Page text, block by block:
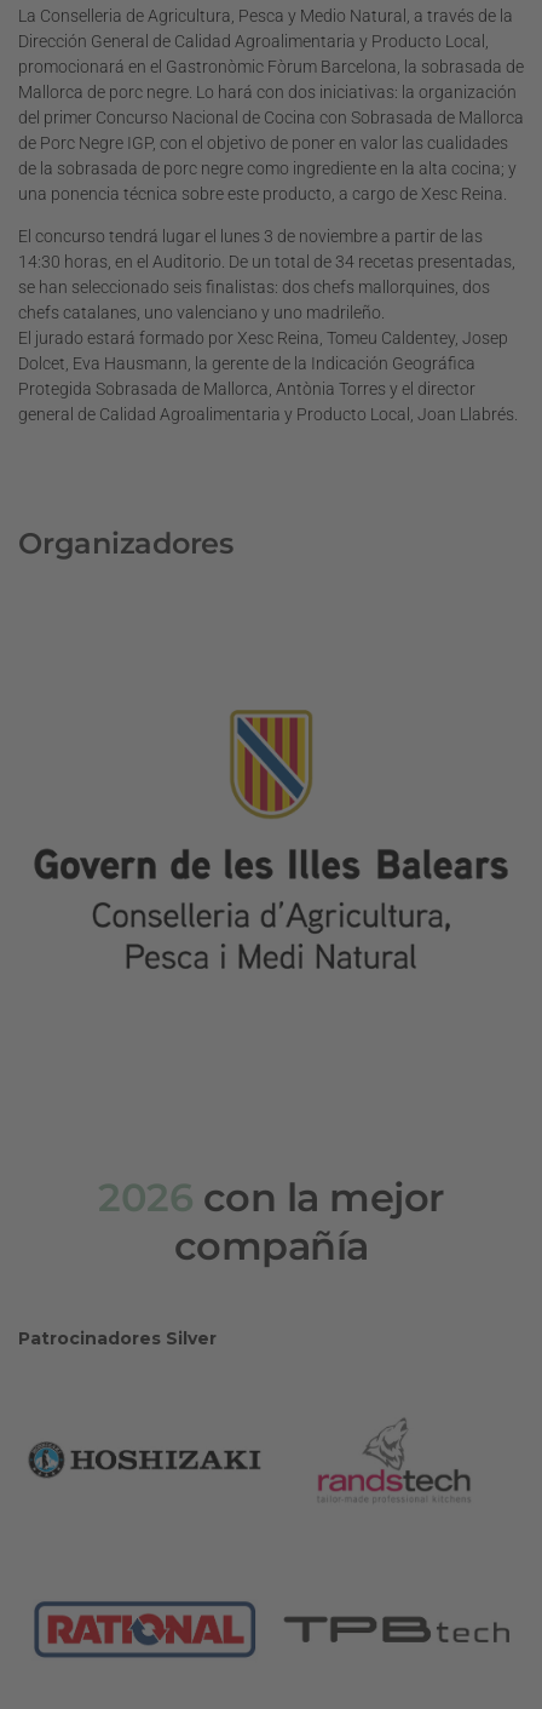
La Conselleria de Agricultura, Pesca y Medio Natural, a través de la
Dirección General de Calidad Agroalimentaria y Producto Local,
promocionará en el Gastronòmic Fòrum Barcelona, la sobrasada de
Mallorca de porc negre. Lo hará con dos iniciativas: la organización
del primer Concurso Nacional de Cocina con Sobrasada de Mallorca
de Porc Negre IGP, con el objetivo de poner en valor las cualidades
de la sobrasada de porc negre como ingrediente en la alta cocina; y
una ponencia técnica sobre este producto, a cargo de Xesc Reina.
El concurso tendrá lugar el lunes 3 de noviembre a partir de las
14:30 horas, en el Auditorio. De un total de 34 recetas presentadas,
se han seleccionado seis finalistas: dos chefs mallorquines, dos
chefs catalanes, uno valenciano y uno madrileño.
El jurado estará formado por Xesc Reina, Tomeu Caldentey, Josep
Dolcet, Eva Hausmann, la gerente de la Indicación Geográfica
Protegida Sobrasada de Mallorca, Antònia Torres y el director
general de Calidad Agroalimentaria y Producto Local, Joan Llabrés.
Organizadores
2026 con la mejor
compañía
Patrocinadores Silver